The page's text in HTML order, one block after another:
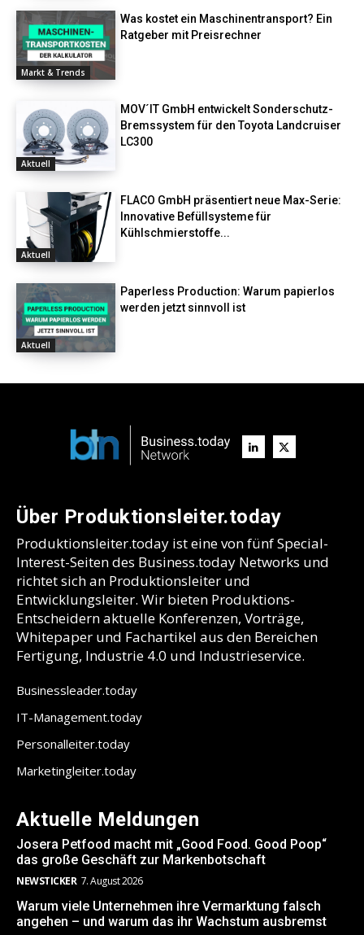
Markt & Trends
Was kostet ein Maschinentransport? Ein
Ratgeber mit Preisrechner
Aktuell
MOV´IT GmbH entwickelt Sonderschutz-
Bremssystem für den Toyota Landcruiser
LC300
Aktuell
FLACO GmbH präsentiert neue Max-Serie:
Innovative Befüllsysteme für
Kühlschmierstoffe...
Aktuell
Paperless Production: Warum papierlos
werden jetzt sinnvoll ist
Über Produktionsleiter.today
Produktionsleiter.today ist eine von fünf Special-
Interest-Seiten des Business.today Networks und
richtet sich an Produktionsleiter und
Entwicklungsleiter. Wir bieten Produktions-
Entscheidern aktuelle Konferenzen, Vorträge,
Whitepaper und Fachartikel aus den Bereichen
Fertigung, Industrie 4.0 und Industrieservice.
Businessleader.today
IT-Management.today
Personalleiter.today
Marketingleiter.today
Aktuelle Meldungen
Josera Petfood macht mit „Good Food. Good Poop“
das große Geschäft zur Markenbotschaft
NEWSTICKER 7. August 2026
Warum viele Unternehmen ihre Vermarktung falsch
angehen – und warum das ihr Wachstum ausbremst